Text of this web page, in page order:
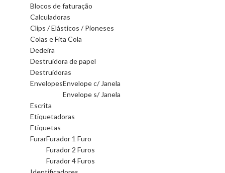
Blocos de faturação
Calculadoras
Clips / Elásticos / Pioneses
Colas e Fita Cola
Dedeira
Destruidora de papel
Destruidoras
EnvelopesEnvelope c/ Janela
Envelope s/ Janela
Escrita
Etiquetadoras
Etiquetas
FurarFurador 1 Furo
Furador 2 Furos
Furador 4 Furos